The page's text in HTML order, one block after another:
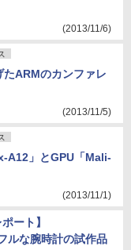
(2013/11/6)
ARMのカンファレ
(2013/11/5)
A12」とGPU「Mali-
(2013/11/1)
ート】
ルな腕時計の試作品